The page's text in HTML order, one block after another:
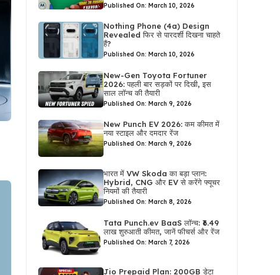
Published On: March 10, 2026
Nothing Phone (4a) Design
Revealed फिर से पारदर्शी दिखना चाहते
हैं?
Published On: March 10, 2026
New-Gen Toyota Fortuner
2026: पहली बार सड़कों पर दिखी, इस
साल लॉन्च की तैयारी
Published On: March 9, 2026
New Punch EV 2026: कम कीमत में
नया स्टाइल और दमदार रेंज
Published On: March 9, 2026
भारत में VW Skoda का बड़ा प्लान:
Hybrid, CNG और EV से करेंगे फ्यूचर
नियमों की तैयारी
Published On: March 8, 2026
Tata Punch.ev BaaS लॉन्च: ₹6.49
लाख शुरुआती कीमत, जानें फीचर्स और रेंज
Published On: March 7, 2026
Jio Prepaid Plan: 200GB डेटा